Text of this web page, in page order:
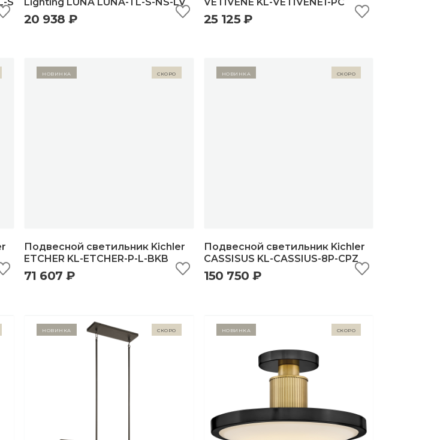
быстрый просмотр
20 938 ₽ быстрый просмотр
25 125 ₽
Новинка Скоро
быстрый просмотр
Подвесной светильник Kichler
ETCHER KL-ETCHER-P-L-BKB
71 607 ₽
Новинка Скоро
быстрый просмотр
Подвесной светильник Kichler
CASSISUS KL-CASSIUS-8P-CPZ
150 750 ₽
Новинка Скоро Новинка Скоро